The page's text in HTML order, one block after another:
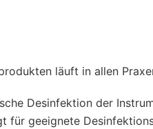
läuft in allen
Desinfektion der
für geeignete